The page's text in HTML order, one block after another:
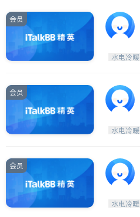
会员
水电冷暖
会员
水电冷暖
会员
水电冷暖